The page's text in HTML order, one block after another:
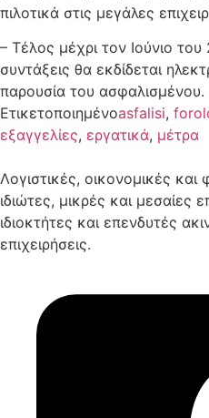
πιλοτικά στις μεγάλες
– Τέλος μέχρι τον Ιούνιο του
συντάξεις θα εκδίδεται
παρουσία του ασφαλισμένου.
Ετικετοποιημένοasfalisi,
εξαγγελίες, εργατικά, μέτρα
Λογιστικές, οικονομικές
ιδιώτες, μικρές και μεσαίες
ιδιοκτήτες και επενδυτές
επιχειρήσεις.